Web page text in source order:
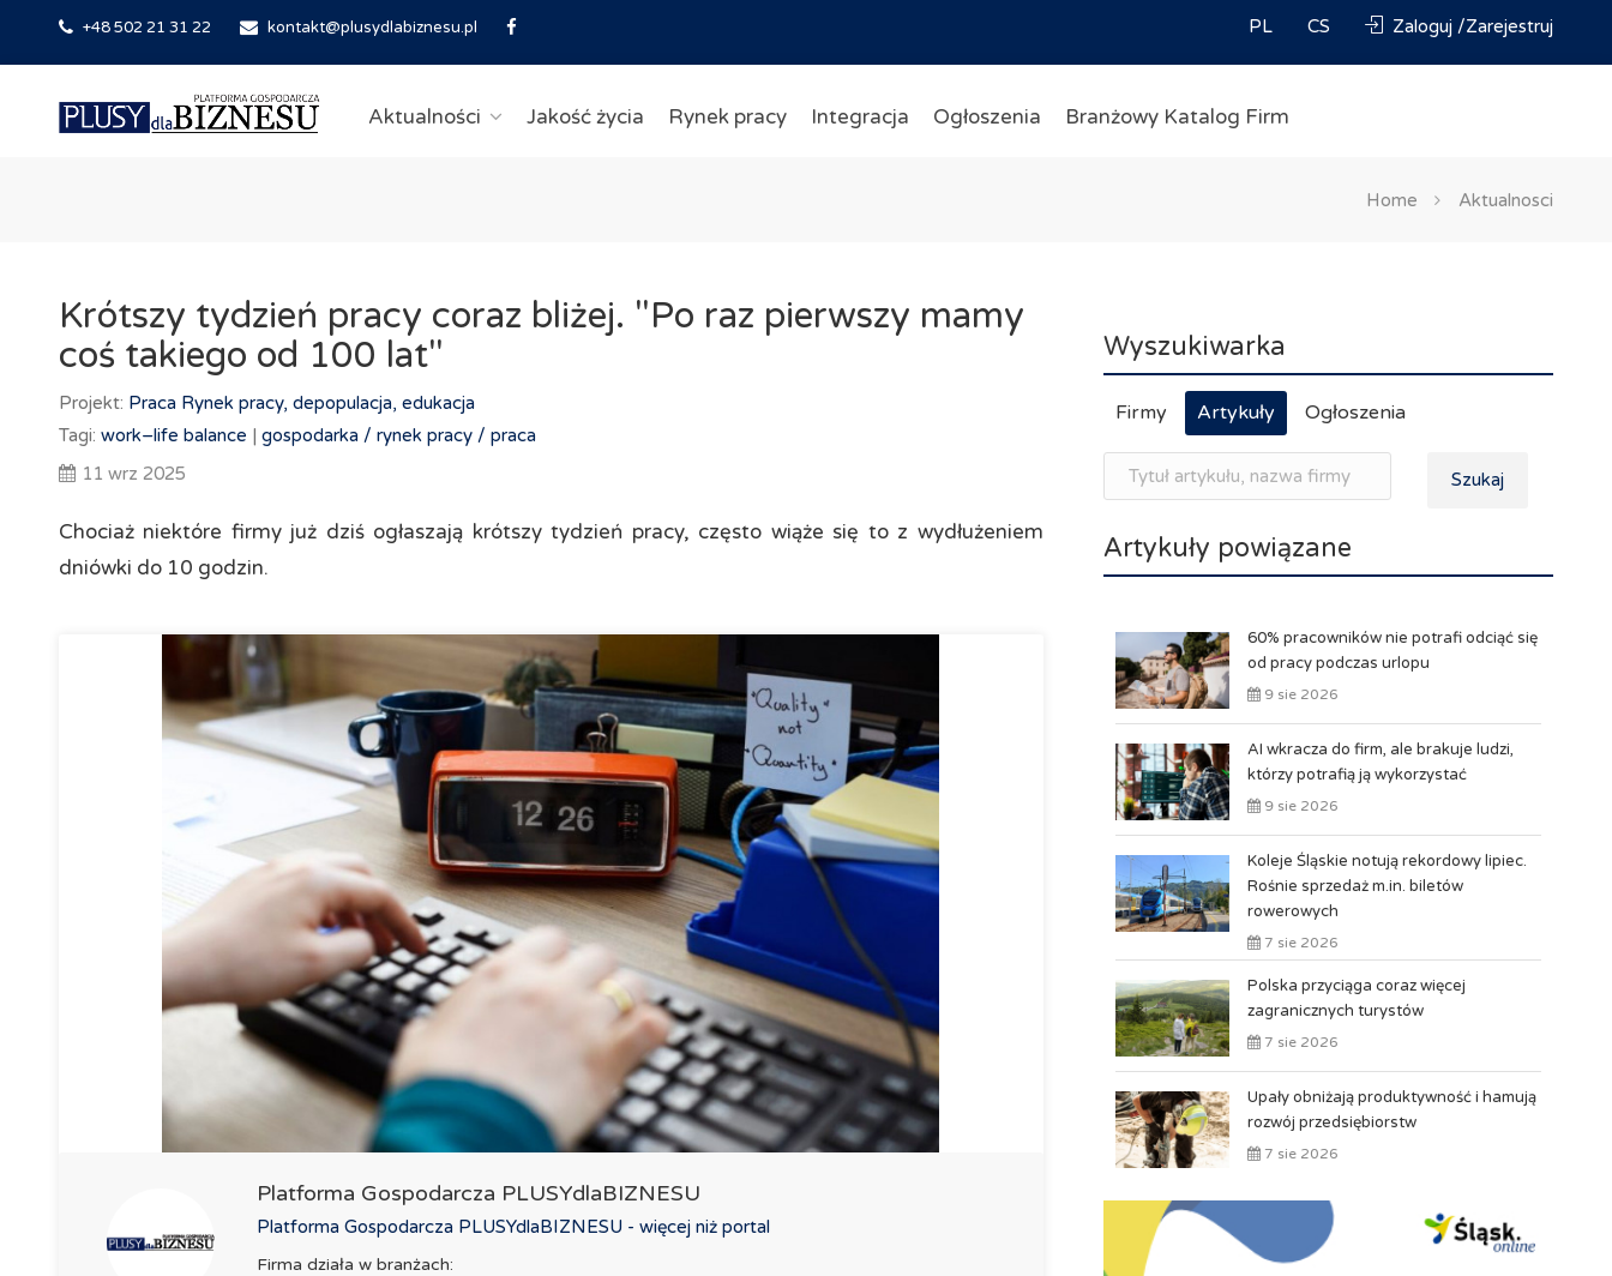
+48 502 21 31 22 kontakt@plusydlabiznesu.pl PL CS Zaloguj /Zarejestruj
Aktualności Jakość życia Rynek pracy Integracja Ogłoszenia Branżowy Katalog Firm
Home Aktualnosci
Krótszy tydzień pracy coraz bliżej. "Po raz pierwszy mamy
coś takiego od 100 lat"
Projekt: Praca Rynek pracy, depopulacja, edukacja
Tagi: work–​life balance | gospodarka / rynek pracy / praca
11 wrz 2025
Chociaż niektóre firmy już dziś ogłaszają krótszy tydzień pracy, często wiąże się to z wydłużeniem
dniówki do 10 godzin.
Platforma Gospodarcza PLUSYdlaBIZNESU
Platforma Gospodarcza PLUSYdlaBIZNESU - więcej niż portal
Firma działa w branżach:
Wyszukiwarka
Firmy Artykuły Ogłoszenia
Szukaj
Artykuły powiązane
60% pracowników nie potrafi odciąć się
od pracy podczas urlopu
9 sie 2026
AI wkracza do firm, ale brakuje ludzi,
którzy potrafią ją wykorzystać
9 sie 2026
Koleje Śląskie notują rekordowy lipiec.
Rośnie sprzedaż m.in. biletów
rowerowych
7 sie 2026
Polska przyciąga coraz więcej
zagranicznych turystów
7 sie 2026
Upały obniżają produktywność i hamują
rozwój przedsiębiorstw
7 sie 2026